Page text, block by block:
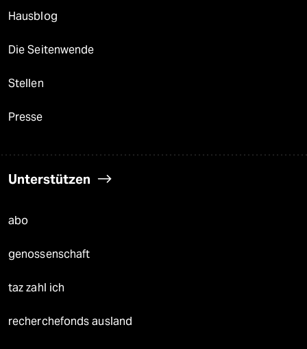
Hausblog
Die Seitenwende
Stellen
Presse
Unterstützen
abo
genossenschaft
taz zahl ich
recherchefonds ausland